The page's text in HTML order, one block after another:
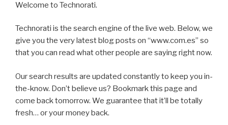
Welcome to Technorati.
Technorati is the search engine of the live web. Below, we
give you the very latest blog posts on “www.com.es” so
that you can read what other people are saying right now.
Our search results are updated constantly to keep you in-
the-know. Don’t believe us? Bookmark this page and
come back tomorrow. We guarantee that it’ll be totally
fresh… or your money back.